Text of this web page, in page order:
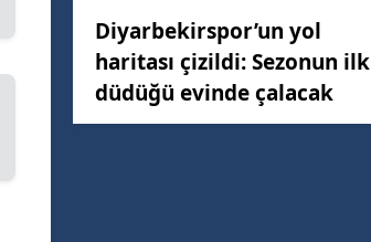
Diyarbekirspor’un yol
haritası çizildi: Sezonun ilk
düdüğü evinde çalacak